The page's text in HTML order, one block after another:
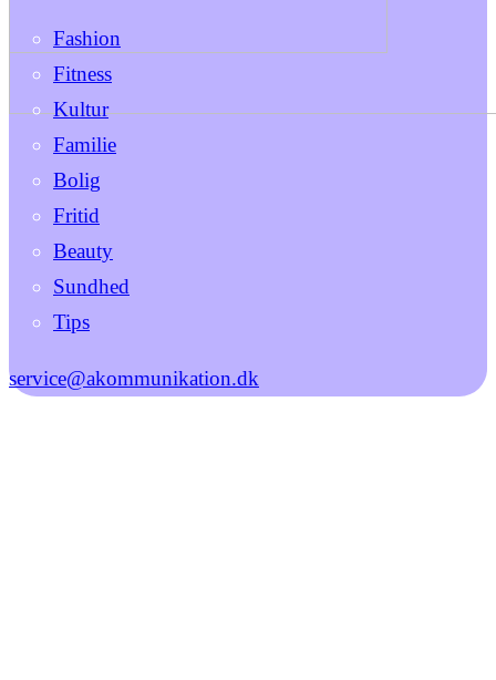
Fashion
Fitness
Kultur
Familie
Bolig
Fritid
Beauty
Sundhed
Tips
service@akommunikation.dk